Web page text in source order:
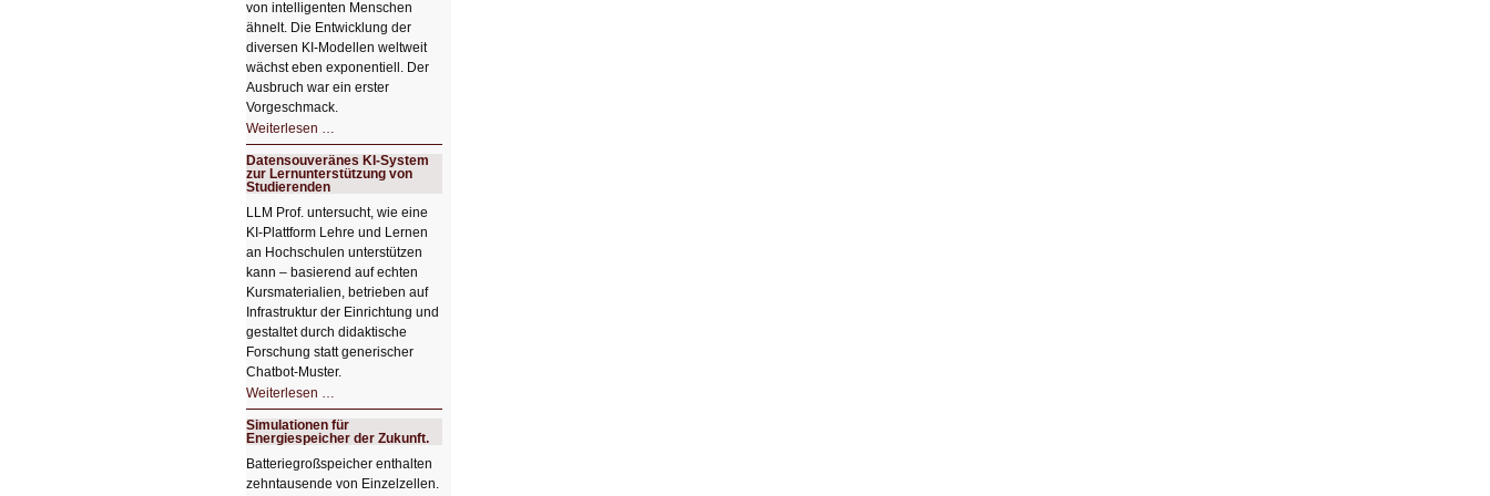
von intelligenten Menschen
ähnelt. Die Entwicklung der
diversen KI-Modellen weltweit
wächst eben exponentiell. Der
Ausbruch war ein erster
Vorgeschmack.
Weiterlesen …
Der
Ausbruch
der
KI
Datensouveränes KI-System
zur Lernunterstützung von
Studierenden
LLM Prof. untersucht, wie eine
KI‑Plattform Lehre und Lernen
an Hochschulen unterstützen
kann – basierend auf echten
Kursmaterialien, betrieben auf
Infrastruktur der Einrichtung und
gestaltet durch didaktische
Forschung statt generischer
Chatbot‑Muster.
Weiterlesen …
KI-
System
zur
Lernunterstützung
von
Studierenden
Simulationen für
Energiespeicher der Zukunft.
Batteriegroßspeicher enthalten
zehntausende von Einzelzellen.